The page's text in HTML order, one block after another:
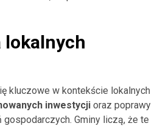
lokalnych
kluczowe w kontekście lokalnych
inwestycji oraz poprawy
Gminy liczą, że te